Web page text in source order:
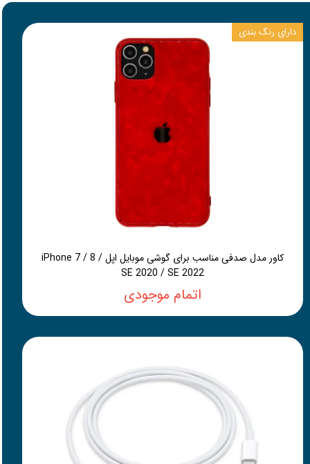
کاور مدل صدفی مناسب برای گوشی موبایل اپل iPhone 7 / 8 /
SE 2020 / SE 2022
اتمام موجودی
دارای رنگ بندی